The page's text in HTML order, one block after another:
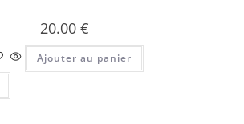
20.00 €
Ajouter au panier